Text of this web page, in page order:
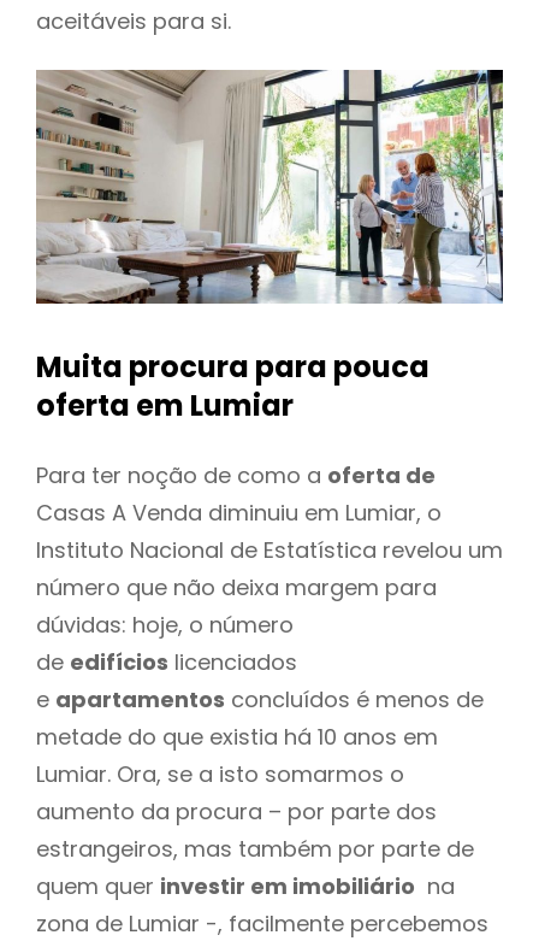
aceitáveis para si.
Muita procura para pouca
oferta em Lumiar
Para ter noção de como a oferta de
Casas A Venda diminuiu em Lumiar, o
Instituto Nacional de Estatística revelou um
número que não deixa margem para
dúvidas: hoje, o número
de edifícios licenciados
e apartamentos concluídos é menos de
metade do que existia há 10 anos em
Lumiar. Ora, se a isto somarmos o
aumento da procura – por parte dos
estrangeiros, mas também por parte de
quem quer investir em imobiliário na
zona de Lumiar -, facilmente percebemos